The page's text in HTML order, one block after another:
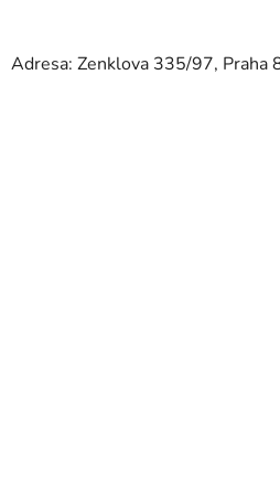
Adresa: Zenklova 335/97, Praha